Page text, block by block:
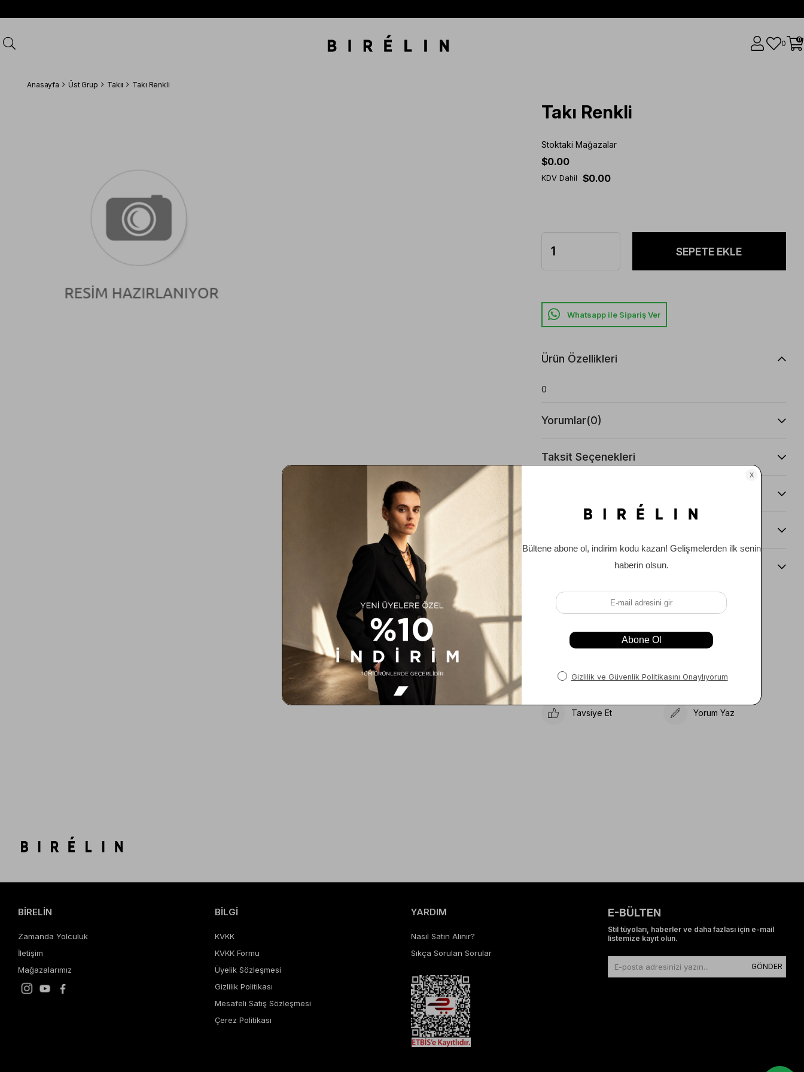
0 0
Anasayfa Üst Grup Takıı Takı Renkli
Takı Renkli
Stoktaki Mağazalar
$0.00
KDV Dahil $0.00
Whatsapp ile Sipariş Ver
Ürün Özellikleri
0
Yorumlar(0)
Taksit Seçenekleri
Beden Kılavuzu
Telefonla Sipariş Favorilere Ekle
Koleksiyona Ekle Karşılaştır
Fiyat Düşünce Haber
Tavsiye Et Yorum Yaz
BİRELİN
Zamanda Yolculuk
İletişim
Mağazalarımız
BİLGİ
KVKK
KVKK Formu
Üyelik Sözleşmesi
Gizlilik Politikası
Mesafeli Satış Sözleşmesi
Çerez Politikası
YARDIM
Nasıl Satın Alınır?
Sıkça Sorulan Sorular
E-BÜLTEN
Stil tüyoları, haberler ve daha fazlası için e-mail
listemize kayıt olun.
GÖNDER